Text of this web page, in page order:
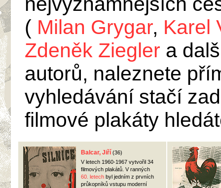
( Milan Grygar, Karel
Zdeněk Ziegler a
autorů, naleznete
vyhledávání stačí
filmové plakáty
Balcar, Jiří (36)
V letech 1960-1967 vytvořil 34
filmových plakátů. V ranných
60. letech byl jedním z prvních
průkopníků vstupu moderní